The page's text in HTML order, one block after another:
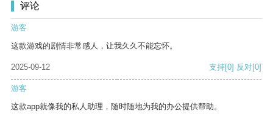
评论
游客
这款游戏的剧情非常感人，让我久久不能忘怀。
2025-09-12 支持[0] 反对[0]
游客
这款app就像我的私人助理，随时随地为我的办公提供帮助。